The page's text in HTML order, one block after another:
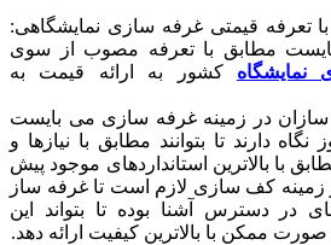
تعرفه قیمتی غرفه سازی نمایشگاهی:
مطابق با تعرفه مصوب از سوی
نمایشگاه کشور به ارائه قیمت به
سازان در زمینه غرفه سازی می بایست
دارند تا بتوانند مطابق با نیازها و
با بالاترین استانداردهای موجود پیش
زمینه کف سازی لازم است تا غرفه ساز
در دسترس آشنا بوده تا بتواند این
صورت ممکن با بالاترین کیفیت ارائه دهد.